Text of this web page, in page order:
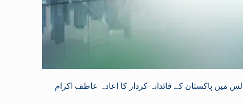
میں پاکستان کے قائدانہ کردار کا اعادہ عاطف اکرام